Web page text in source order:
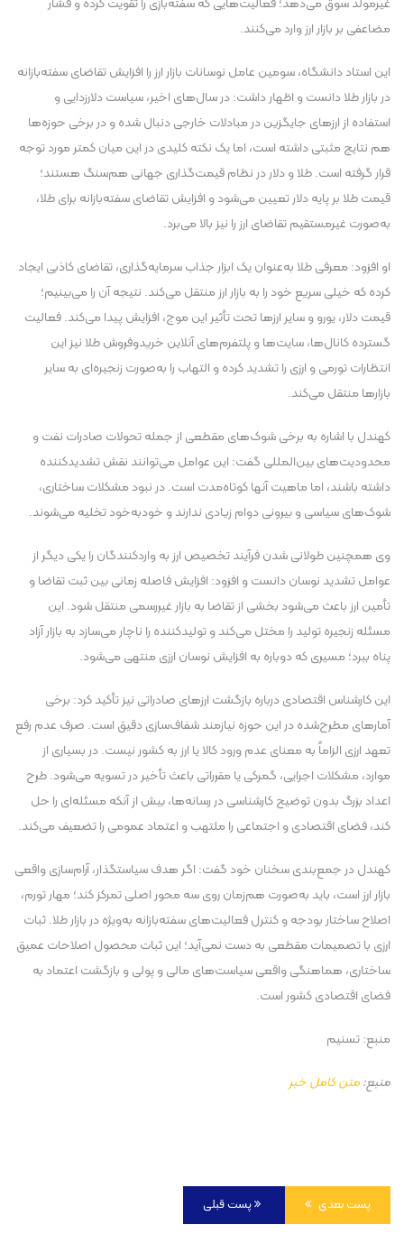
مضاعفی بر بازار ارز وارد می‌کنند.
این استاد دانشگاه، سومین عامل نوسانات بازار ارز را افزایش تقاضای سفته‌بازانه
در بازار طلا دانست و اظهار داشت: در سال‌های اخیر، سیاست دلارزدایی و
استفاده از ارز‌های جایگزین در مبادلات خارجی دنبال شده و در برخی حوزه‌ها
هم نتایج مثبتی داشته است، اما یک نکته کلیدی در این میان کمتر مورد توجه
قرار گرفته است. طلا و دلار در نظام قیمت‌گذاری جهانی هم‌سنگ هستند؛
قیمت طلا بر پایه دلار تعیین می‌شود و افزایش تقاضای سفته‌بازانه برای طلا،
به‌صورت غیرمستقیم تقاضای ارز را نیز بالا می‌برد.
او افزود: معرفی طلا به‌عنوان یک ابزار جذاب سرمایه‌گذاری، تقاضای کاذبی ایجاد
کرده که خیلی سریع خود را به بازار ارز منتقل می‌کند. نتیجه آن را می‌بینیم؛
قیمت دلار، یورو و سایر ارز‌ها تحت تأثیر این موج، افزایش پیدا می‌کند. فعالیت
گسترده کانال‌ها، سایت‌ها و پلتفرم‌های آنلاین خریدوفروش طلا نیز این
انتظارات تورمی و ارزی را تشدید کرده و التهاب را به‌صورت زنجیره‌ای به سایر
بازار‌ها منتقل می‌کند.
کهندل با اشاره به برخی شوک‌های مقطعی از جمله تحولات صادرات نفت و
محدودیت‌های بین‌المللی گفت: این عوامل می‌توانند نقش تشدیدکننده
داشته باشند، اما ماهیت آنها کوتاه‌مدت است. در نبود مشکلات ساختاری،
شوک‌های سیاسی و بیرونی دوام زیادی ندارند و خودبه‌خود تخلیه می‌شوند.
وی همچنین طولانی شدن فرآیند تخصیص ارز به واردکنندگان را یکی دیگر از
عوامل تشدید نوسان دانست و افزود: افزایش فاصله زمانی بین ثبت تقاضا و
تأمین ارز باعث می‌شود بخشی از تقاضا به بازار غیررسمی منتقل شود. این
مسئله زنجیره تولید را مختل می‌کند و تولیدکننده را ناچار می‌سازد به بازار آزاد
پناه ببرد؛ مسیری که دوباره به افزایش نوسان ارزی منتهی می‌شود.
این کارشناس اقتصادی درباره بازگشت ارز‌های صادراتی نیز تأکید کرد: برخی
آمار‌های مطرح‌شده در این حوزه نیازمند شفاف‌سازی دقیق است. صرف عدم رفع
تعهد ارزی الزاماً به معنای عدم ورود کالا یا ارز به کشور نیست. در بسیاری از
موارد، مشکلات اجرایی، گمرکی یا مقرراتی باعث تأخیر در تسویه می‌شود. طرح
اعداد بزرگ بدون توضیح کارشناسی در رسانه‌ها، بیش از آنکه مسئله‌ای را حل
کند، فضای اقتصادی و اجتماعی را ملتهب و اعتماد عمومی را تضعیف می‌کند.
کهندل در جمع‌بندی سخنان خود گفت: اگر هدف سیاستگذار، آرام‌سازی واقعی
بازار ارز است، باید به‌صورت هم‌زمان روی سه محور اصلی تمرکز کند؛ مهار تورم،
اصلاح ساختار بودجه و کنترل فعالیت‌های سفته‌بازانه به‌ویژه در بازار طلا. ثبات
ارزی با تصمیمات مقطعی به دست نمی‌آید؛ این ثبات محصول اصلاحات عمیق
ساختاری، هماهنگی واقعی سیاست‌های مالی و پولی و بازگشت اعتماد به
فضای اقتصادی کشور است.
منبع: تسنیم
منبع:متن کامل خبر
پست قبلی پست بعدی